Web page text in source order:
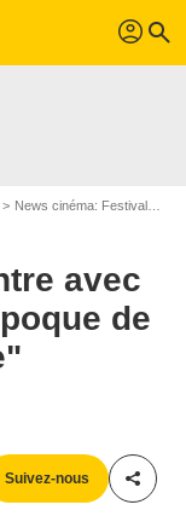
profil search
News cinéma: Festivals
avec
de
Suivez-nous